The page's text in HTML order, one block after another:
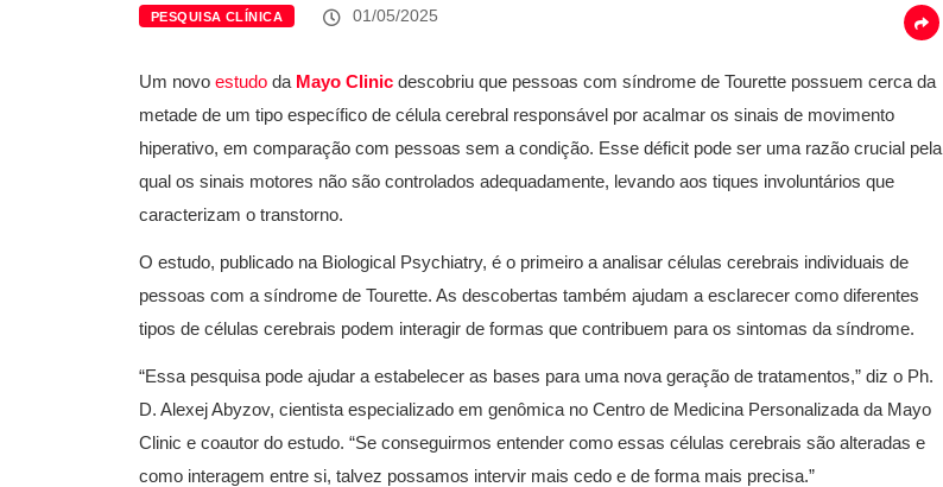
PESQUISA CLÍNICA 01/05/2025
Um novo estudo da Mayo Clinic descobriu que pessoas com síndrome de Tourette possuem cerca da
metade de um tipo específico de célula cerebral responsável por acalmar os sinais de movimento
hiperativo, em comparação com pessoas sem a condição. Esse déficit pode ser uma razão crucial pela
qual os sinais motores não são controlados adequadamente, levando aos tiques involuntários que
caracterizam o transtorno.
O estudo, publicado na Biological Psychiatry, é o primeiro a analisar células cerebrais individuais de
pessoas com a síndrome de Tourette. As descobertas também ajudam a esclarecer como diferentes
tipos de células cerebrais podem interagir de formas que contribuem para os sintomas da síndrome.
“Essa pesquisa pode ajudar a estabelecer as bases para uma nova geração de tratamentos,” diz o Ph.
D. Alexej Abyzov, cientista especializado em genômica no Centro de Medicina Personalizada da Mayo
Clinic e coautor do estudo. “Se conseguirmos entender como essas células cerebrais são alteradas e
como interagem entre si, talvez possamos intervir mais cedo e de forma mais precisa.”